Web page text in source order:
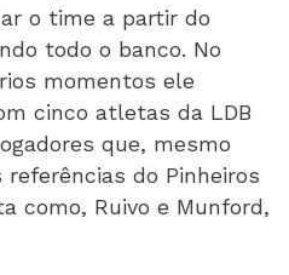
o time a partir do
todo o banco. No
momentos ele
cinco atletas da LDB
que, mesmo
do Pinheiros
como, Ruivo e Munford,